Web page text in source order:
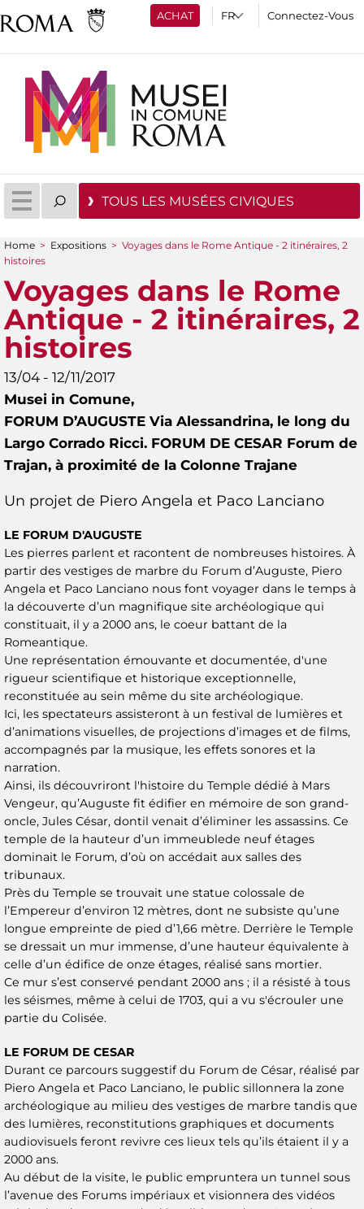
ACHAT Connectez-Vous
TOUS LES MUSÉES CIVIQUES
You are here
Home > Expositions > Voyages dans le Rome Antique - 2 itinéraires, 2
histoires
Voyages dans le Rome
Antique - 2 itinéraires, 2
histoires
13/04 - 12/11/2017
Musei in Comune,
FORUM D’AUGUSTE Via Alessandrina, le long du
Largo Corrado Ricci. FORUM DE CESAR Forum de
Trajan, à proximité de la Colonne Trajane
Un projet de Piero Angela et Paco Lanciano
LE FORUM D'AUGUSTE
Les pierres parlent et racontent de nombreuses histoires. À
partir des vestiges de marbre du Forum d’Auguste, Piero
Angela et Paco Lanciano nous font voyager dans le temps à
la découverte d’un magnifique site archéologique qui
constituait, il y a 2000 ans, le coeur battant de la
Romeantique.
Une représentation émouvante et documentée, d'une
rigueur scientifique et historique exceptionnelle,
reconstituée au sein même du site archéologique.
Ici, les spectateurs assisteront à un festival de lumières et
d’animations visuelles, de projections d’images et de films,
accompagnés par la musique, les effets sonores et la
narration.
Ainsi, ils découvriront l'histoire du Temple dédié à Mars
Vengeur, qu’Auguste fit édifier en mémoire de son grand-
oncle, Jules César, dontil venait d’éliminer les assassins. Ce
temple de la hauteur d’un immeublede neuf étages
dominait le Forum, d’où on accédait aux salles des
tribunaux.
Près du Temple se trouvait une statue colossale de
l’Empereur d’environ 12 mètres, dont ne subsiste qu’une
longue empreinte de pied d’1,66 mètre. Derrière le Temple
se dressait un mur immense, d’une hauteur équivalente à
celle d’un édifice de onze étages, réalisé sans mortier.
Ce mur s’est conservé pendant 2000 ans ; il a résisté à tous
les séismes, même à celui de 1703, qui a vu s'écrouler une
partie du Colisée.
LE FORUM DE CESAR
Durant ce parcours suggestif du Forum de César, réalisé par
Piero Angela et Paco Lanciano, le public sillonnera la zone
archéologique au milieu des vestiges de marbre tandis que
des lumières, reconstitutions graphiques et documents
audiovisuels feront revivre ces lieux tels qu’ils étaient il y a
2000 ans.
Au début de la visite, le public empruntera un tunnel sous
l’avenue des Forums impériaux et visionnera des vidéos